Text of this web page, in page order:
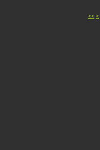
<< <